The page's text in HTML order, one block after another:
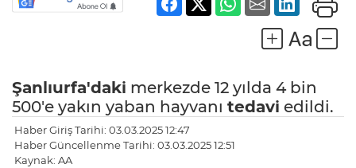
Şanlıurfa'daki merkezde 12 yılda 4 bin
500'e yakın yaban hayvanı tedavi edildi.
Haber Giriş Tarihi: 03.03.2025 12:47
Haber Güncellenme Tarihi: 03.03.2025 12:51
Kaynak: AA